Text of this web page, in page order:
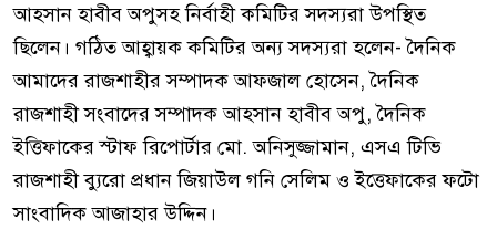
আহসান হাবীব অপুসহ নির্বাহী কমিটির সদস্যরা উপস্থিত
ছিলেন। গঠিত আহ্বায়ক কমিটির অন্য সদস্যরা হলেন- দৈনিক
আমাদের রাজশাহীর সম্পাদক আফজাল হোসেন, দৈনিক
রাজশাহী সংবাদের সম্পাদক আহসান হাবীব অপু, দৈনিক
ইত্তিফাকের স্টাফ রিপোর্টার মো. অনিসুজ্জামান, এসএ টিভি
রাজশাহী ব্যুরো প্রধান জিয়াউল গনি সেলিম ও ইত্তেফাকের ফটো
সাংবাদিক আজাহার উদ্দিন।